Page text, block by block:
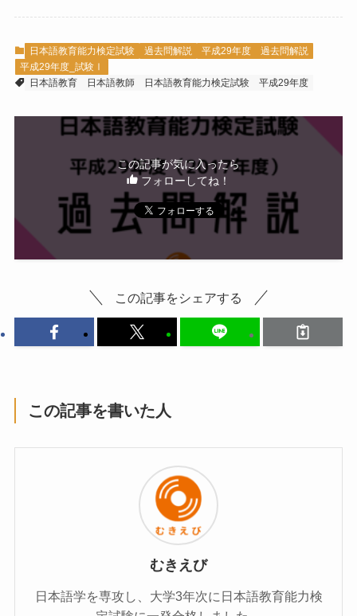
日本語教育能力検定試験 過去問解説
平成29年度 過去問解説
平成29年度_試験Ⅰ
日本語教育
日本語教師 日本語教育能力検定試験 平成29年度
この記事が気に入ったら
フォローしてね！
この記事をシェアする
この記事を書いた人
むきえび
日本語学を専攻し、大学3年次に日本語教育能力検